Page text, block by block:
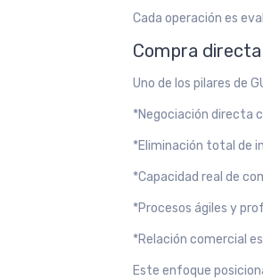
Cada operación es
Compra
Uno de los pilares de
*Negociación directa
*Eliminación total de
*Capacidad real de
*Procesos ágiles y
*Relación comercial
Este enfoque